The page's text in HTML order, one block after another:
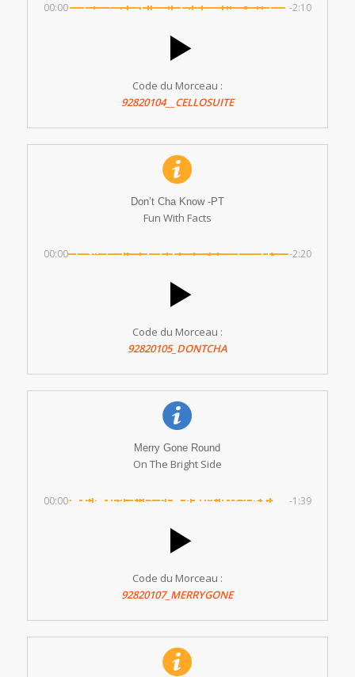
00:00 -2:10
Code du Morceau :
92820104__CELLOSUITE
Don’t Cha Know -PT
Fun With Facts
00:00 -2:20
Code du Morceau :
92820105_DONTCHA
Merry Gone Round
On The Bright Side
00:00 -1:39
Code du Morceau :
92820107_MERRYGONE